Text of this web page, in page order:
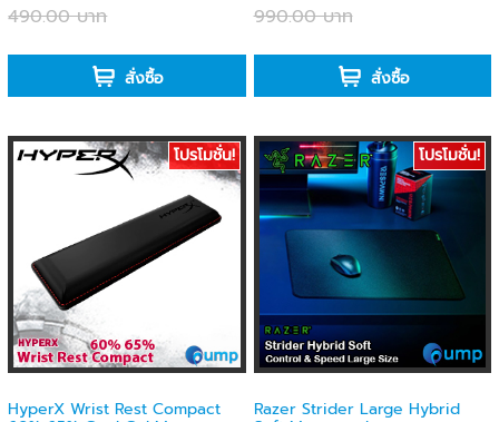
490.00 บาท
สั่งซื้อ
990.00 บาท
สั่งซื้อ
โปรโมชั่น!
HyperX Wrist Rest Compact
โปรโมชั่น!
Razer Strider Large Hybrid